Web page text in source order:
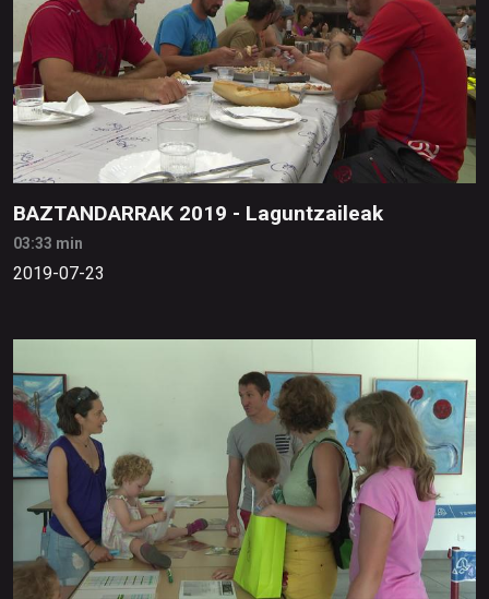
BAZTANDARRAK 2019 - Laguntzaileak
03:33 min
2019-07-23